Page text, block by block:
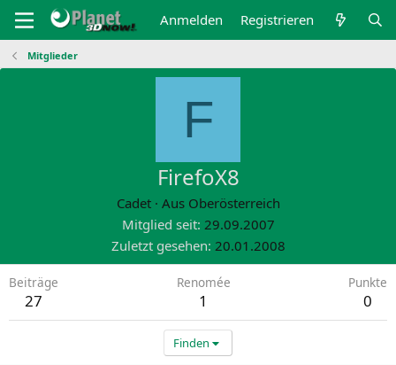
Anmelden Registrieren
Mitglieder
F
FirefoX8
Cadet · Aus Oberösterreich
Mitglied seit 29.09.2007
Zuletzt gesehen 20.01.2008
Beiträge
27
Renomée
1
Punkte
0
Finden